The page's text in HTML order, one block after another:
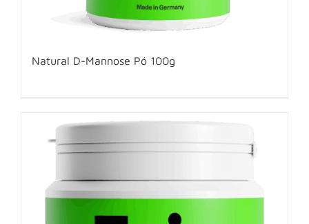
Natural D-Mannose Pó 100g